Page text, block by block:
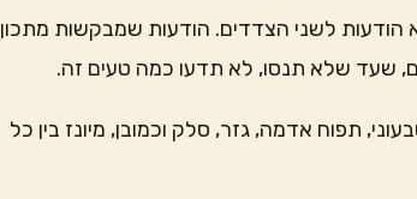
לשני הצדדים. הודעות שמבקשות מתכון
שעד שלא תנסו, לא תדעו כמה טעים זה.
תפוח אדמה, גזר, סלק וכמובן, מיונז בין כל